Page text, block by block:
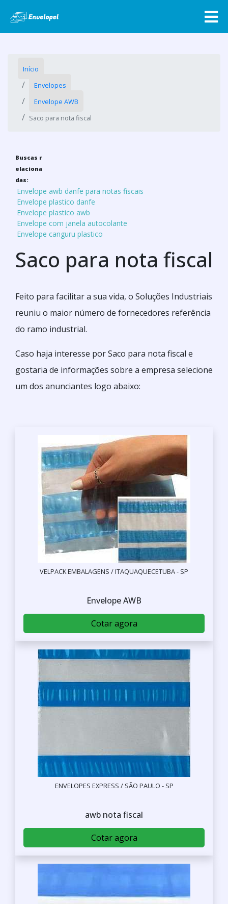
Início
Envelopes
Envelope AWB
Saco para nota fiscal
Buscas r
elaciona
das:
Envelope awb danfe para notas fiscais
Envelope plastico danfe
Envelope plastico awb
Envelope com janela autocolante
Envelope canguru plastico
Saco para nota fiscal
Feito para facilitar a sua vida, o Soluções Industriais
reuniu o maior número de fornecedores referência
do ramo industrial.
Caso haja interesse por Saco para nota fiscal e
gostaria de informações sobre a empresa selecione
um dos anunciantes logo abaixo:
VELPACK EMBALAGENS / ITAQUAQUECETUBA - SP
Envelope AWB
Cotar agora
ENVELOPES EXPRESS / SÃO PAULO - SP
awb nota fiscal
Cotar agora